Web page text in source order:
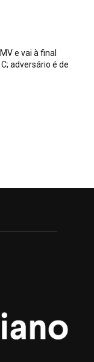
e vai à final
adversário é de